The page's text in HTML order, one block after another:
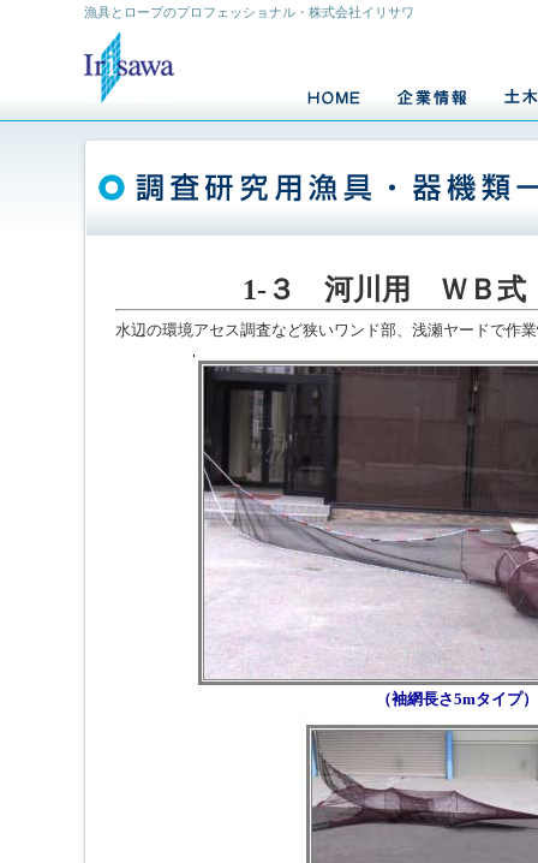
漁具とロープのプロフェッショナル・株式会社イリサワ
1-３ 河川用 ＷＢ式
水辺の環境アセス調査など狭いワンド部、浅瀬ヤードで作
（袖網長さ5mタイプ）